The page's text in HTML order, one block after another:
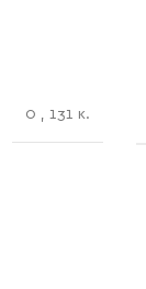
0 , 131 κ.